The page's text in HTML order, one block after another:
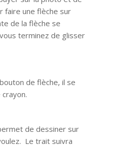
faire une flèche sur
de la flèche se
terminez de glisser
de flèche, il se
de dessiner sur
Le trait suivra